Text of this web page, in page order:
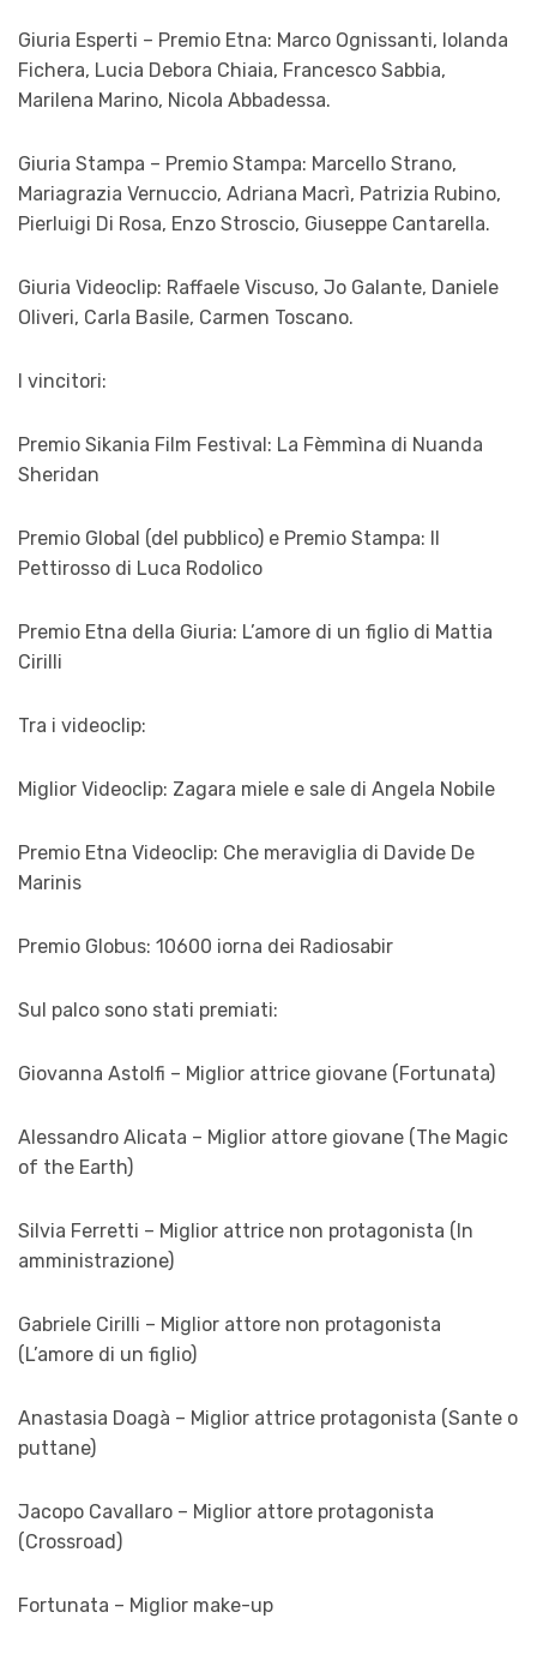
Giuria Esperti – Premio Etna: Marco Ognissanti, Iolanda
Fichera, Lucia Debora Chiaia, Francesco Sabbia,
Marilena Marino, Nicola Abbadessa.
Giuria Stampa – Premio Stampa: Marcello Strano,
Mariagrazia Vernuccio, Adriana Macrì, Patrizia Rubino,
Pierluigi Di Rosa, Enzo Stroscio, Giuseppe Cantarella.
Giuria Videoclip: Raffaele Viscuso, Jo Galante, Daniele
Oliveri, Carla Basile, Carmen Toscano.
I vincitori:
Premio Sikania Film Festival: La Fèmmìna di Nuanda
Sheridan
Premio Global (del pubblico) e Premio Stampa: Il
Pettirosso di Luca Rodolico
Premio Etna della Giuria: L’amore di un figlio di Mattia
Cirilli
Tra i videoclip:
Miglior Videoclip: Zagara miele e sale di Angela Nobile
Premio Etna Videoclip: Che meraviglia di Davide De
Marinis
Premio Globus: 10600 iorna dei Radiosabir
Sul palco sono stati premiati:
Giovanna Astolfi – Miglior attrice giovane (Fortunata)
Alessandro Alicata – Miglior attore giovane (The Magic
of the Earth)
Silvia Ferretti – Miglior attrice non protagonista (In
amministrazione)
Gabriele Cirilli – Miglior attore non protagonista
(L’amore di un figlio)
Anastasia Doagà – Miglior attrice protagonista (Sante o
puttane)
Jacopo Cavallaro – Miglior attore protagonista
(Crossroad)
Fortunata – Miglior make-up